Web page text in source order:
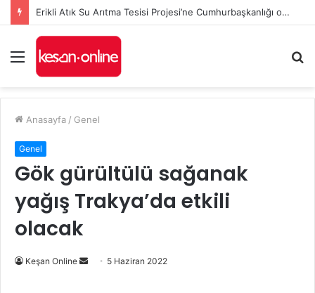
Erikli Atık Su Arıtma Tesisi Projesi’ne Cumhurbaşkanlığı onayı
Menü
...
Anasayfa / Genel
Genel
Gök gürültülü sağanak
yağış Trakya’da etkili
olacak
Keşan Online
Bir
5 Haziran 2022